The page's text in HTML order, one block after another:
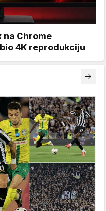
na Chrome
4K reprodukciju